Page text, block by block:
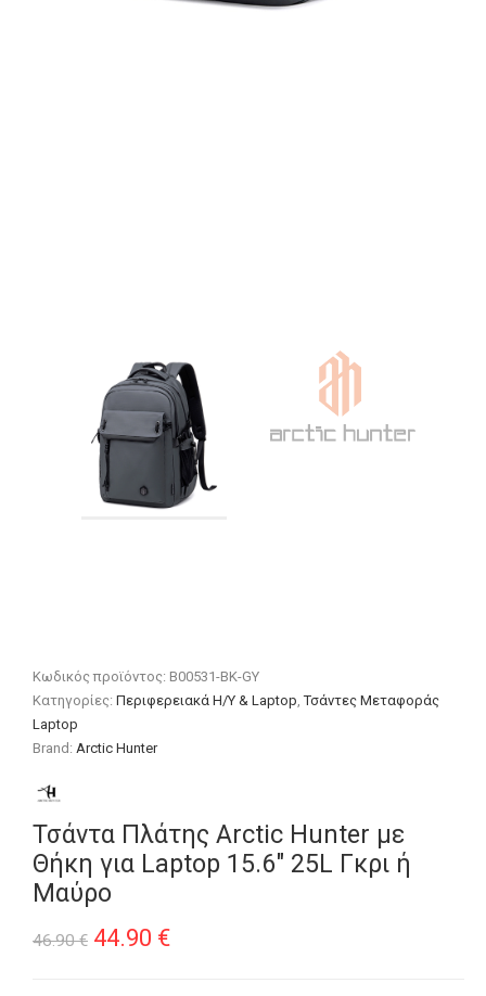
Κωδικός προϊόντος: B00531-BK-GY
Κατηγορίες:Περιφερειακά Η/Υ & Laptop ,Τσάντες Μεταφοράς
Laptop
Brand: Arctic Hunter
Τσάντα Πλάτης Arctic Hunter με
Θήκη για Laptop 15.6″ 25L Γκρι ή
Μαύρο
46.90€ Original
44.90 €Η